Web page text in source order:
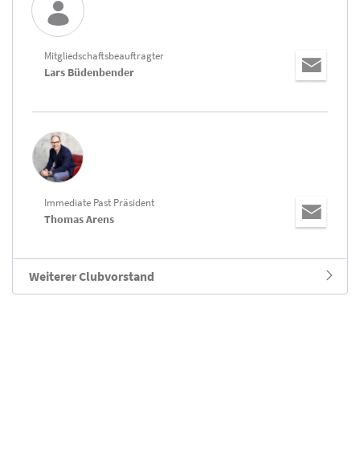
Mitgliedschaftsbeauftragter
Lars Büdenbender
Immediate Past Präsident
Thomas Arens
Weiterer Clubvorstand